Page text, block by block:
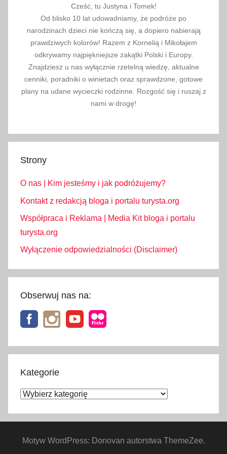
Cześć, tu Justyna i Tomek!
Od blisko 10 lat udowadniamy, że podróże po
narodzinach dzieci nie kończą się, a dopiero nabierają
prawdziwych kolorów! Razem z Kornelią i Mikołajem
odkrywamy najpiękniejsze zakątki Polski i Europy.
Znajdziesz u nas wyłącznie rzetelną wiedzę, aktualne
cenniki, poradniki o winietach oraz sprawdzone, gotowe
plany na udane wycieczki rodzinne. Rozgość się i ruszaj z
nami w drogę!
Strony
O nas | Kim jesteśmy i jak podróżujemy?
Kontakt z redakcją bloga i portalu turysta.org
Współpraca i Reklama | Media Kit bloga i portalu
turysta.org
Wyłączenie odpowiedzialności (Disclaimer)
Obserwuj nas na:
Kategorie
Kategorie
Motyw WordPress: Donovan autorstwa ThemeZee.